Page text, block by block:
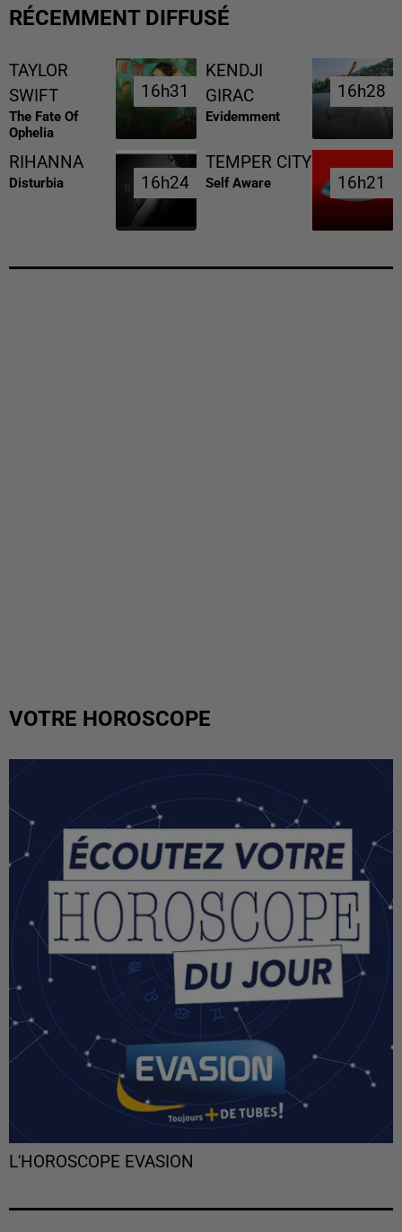
RÉCEMMENT DIFFUSÉ
TAYLOR
SWIFT
The Fate Of
Ophelia
16h31
16h31
KENDJI
GIRAC
Evidemment
16h28
16h28
RIHANNA
Disturbia 16h24
16h24
TEMPER CITY
Self Aware 16h21
16h21
VOTRE HOROSCOPE
L'HOROSCOPE EVASION